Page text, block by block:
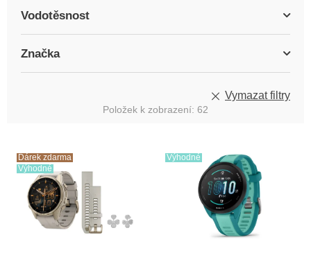
Vodotěsnost
Značka
Vymazat filtry
Položek k zobrazení: 62
Dárek zdarma
Výhodné
Výhodné